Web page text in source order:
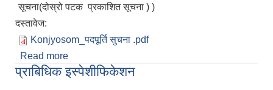
सूचना(दोस्रो पटक प्रकाशित सूचना ) )
दस्तावेज:
Konjyosom_पदपूर्ति सुचना .pdf
Read more
आह्वान गरिएको सूचना(दोस्रो पटक प्रकाशित सूचना ) )
प्राबिधिक इस्पेशीफिकेशन